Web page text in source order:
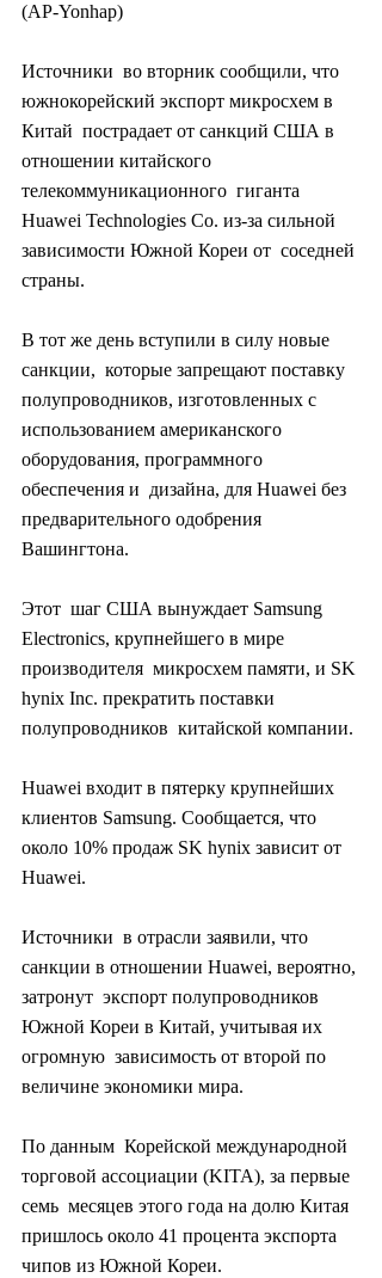
(AP-Yonhap)
Источники  во вторник сообщили, что
южнокорейский экспорт микросхем в
Китай  пострадает от санкций США в
отношении китайского
телекоммуникационного  гиганта
Huawei Technologies Co. из-за сильной
зависимости Южной Кореи от  соседней
страны.
В тот же день вступили в силу новые
санкции,  которые запрещают поставку
полупроводников, изготовленных с
использованием американского
оборудования, программного
обеспечения и  дизайна, для Huawei без
предварительного одобрения
Вашингтона.
Этот  шаг США вынуждает Samsung
Electronics, крупнейшего в мире
производителя  микросхем памяти, и SK
hynix Inc. прекратить поставки
полупроводников  китайской компании.
Huawei входит в пятерку крупнейших
клиентов Samsung. Сообщается, что
около 10% продаж SK hynix зависит от
Huawei.
Источники  в отрасли заявили, что
санкции в отношении Huawei, вероятно,
затронут  экспорт полупроводников
Южной Кореи в Китай, учитывая их
огромную  зависимость от второй по
величине экономики мира.
По данным  Корейской международной
торговой ассоциации (KITA), за первые
семь  месяцев этого года на долю Китая
пришлось около 41 процента экспорта
чипов из Южной Кореи.